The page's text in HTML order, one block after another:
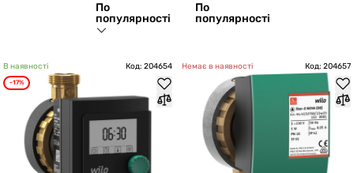
По
популярності
По
популярності
В наявності Код: 204654
-17%
Немає в наявності Код: 204657